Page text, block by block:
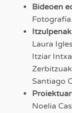
Bideoen
Fotografía.
Laura
Itziar
Santiago
Noelia